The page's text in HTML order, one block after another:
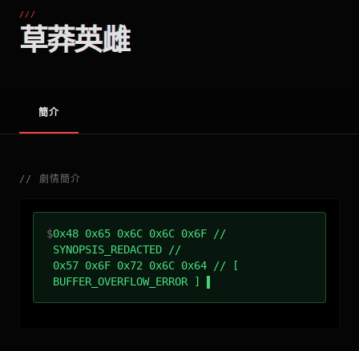
///
草莽英雌
簡介
// 劇情簡介
$0x48 0x65 0x6C 0x6C 0x6F //
SYNOPSIS_REDACTED //
0x57 0x6F 0x72 0x6C 0x64 // [
BUFFER_OVERFLOW_ERROR ]